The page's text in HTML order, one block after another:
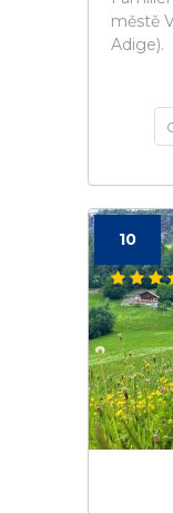
městě
Adige).
10